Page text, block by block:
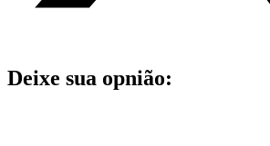
Deixe sua opnião: